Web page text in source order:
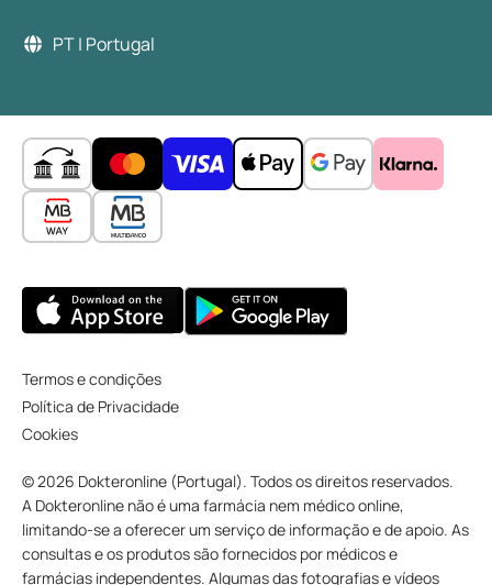
PT | Portugal
Termos e condições
Política de Privacidade
Cookies
© 2026 Dokteronline (Portugal). Todos os direitos reservados.
A Dokteronline não é uma farmácia nem médico online,
limitando-se a oferecer um serviço de informação e de apoio. As
consultas e os produtos são fornecidos por médicos e
farmácias independentes. Algumas das fotografias e vídeos